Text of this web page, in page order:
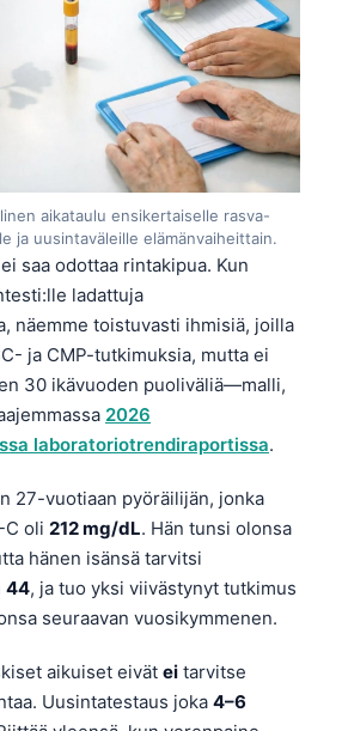
aikataulu ensikertaiselle rasva-
ja uusintaväleille elämänvaiheittain.
ei saa odottaa rintakipua. Kun
ladattuja
näemme toistuvasti ihmisiä, joilla
ja CMP-tutkimuksia, mutta ei
30 ikävuoden puoliväliä—malli,
2026
laboratoriotrendiraportissa.
27-vuotiaan pyöräilijän, jonka
C oli 212 mg/dL. Hän tunsi olonsa
hänen isänsä tarvitsi
44, ja tuo yksi viivästynyt tutkimus
seuraavan vuosikymmenen.
aikuiset eivät ei tarvitse
Uusintatestaus joka 4–6